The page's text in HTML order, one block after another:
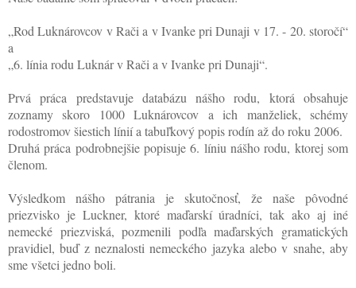
„Rod Luknárovcov v Rači a v Ivanke pri Dunaji v 17. - 20. storočí“
a
„6. línia rodu Luknár v Rači a v Ivanke pri Dunaji“.
Prvá práca predstavuje databázu nášho rodu, ktorá obsahuje
zoznamy skoro 1000 Luknárovcov a ich manželiek, schémy
rodostromov šiestich línií a tabuľkový popis rodín až do roku 2006.
Druhá práca podrobnejšie popisuje 6. líniu nášho rodu, ktorej som
členom.
Výsledkom nášho pátrania je skutočnosť, že naše pôvodné
priezvisko je Luckner, ktoré maďarskí úradníci, tak ako aj iné
nemecké priezviská, pozmenili podľa maďarských gramatických
pravidiel, buď z neznalosti nemeckého jazyka alebo v snahe, aby
sme všetci jedno boli.